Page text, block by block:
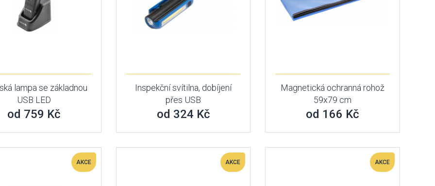
lampa se základnou
USB LED
od 759 Kč
Inspekční svítilna, dobíjení
přes USB
od 324 Kč
Magnetická ochranná rohož
59x79 cm
od 166 Kč
AKCE AKCE AKCE